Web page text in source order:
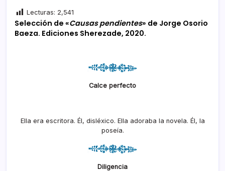
Lecturas: 2,541
Selección de «Causas pendientes» de Jorge Osorio
Baeza. Ediciones Sherezade, 2020.
Calce perfecto
Ella era escritora. Él, disléxico. Ella adoraba la novela. Él, la
poseía.
Diligencia